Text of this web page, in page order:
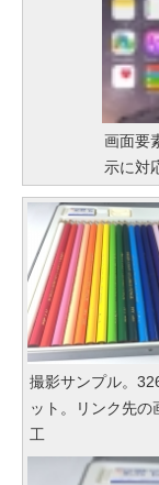
画面要
示に対
撮影サンプル。
ット。リンク先の
工